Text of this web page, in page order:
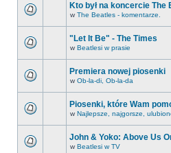
Kto był na koncercie The
w The Beatles - komentarze.
"Let It Be" - The Times
w Beatlesi w prasie
Premiera nowej piosenki
w Ob-la-di, Ob-la-da
Piosenki, które Wam
w Najlepsze, najgorsze,
John & Yoko: Above Us
w Beatlesi w TV